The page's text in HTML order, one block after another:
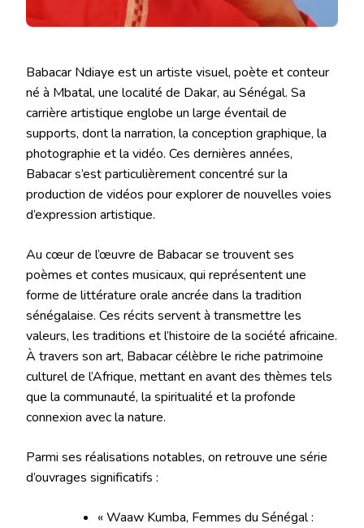
Babacar Ndiaye est un artiste visuel, poète et conteur
né à Mbatal, une localité de Dakar, au Sénégal. Sa
carrière artistique englobe un large éventail de
supports, dont la narration, la conception graphique, la
photographie et la vidéo. Ces dernières années,
Babacar s’est particulièrement concentré sur la
production de vidéos pour explorer de nouvelles voies
d’expression artistique.
Au cœur de l’œuvre de Babacar se trouvent ses
poèmes et contes musicaux, qui représentent une
forme de littérature orale ancrée dans la tradition
sénégalaise. Ces récits servent à transmettre les
valeurs, les traditions et l’histoire de la société africaine.
À travers son art, Babacar célèbre le riche patrimoine
culturel de l’Afrique, mettant en avant des thèmes tels
que la communauté, la spiritualité et la profonde
connexion avec la nature.
Parmi ses réalisations notables, on retrouve une série
d’ouvrages significatifs :
« Waaw Kumba, Femmes du Sénégal :